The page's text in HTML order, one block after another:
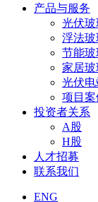
产品与服务
光伏玻
浮法玻
节能玻
家居玻
光伏电
项目案
投资者关系
A股
H股
人才招募
联系我们
ENG